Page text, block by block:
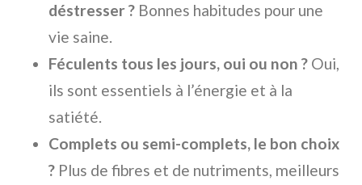
déstresser ? Bonnes habitudes pour une
vie saine.
Féculents tous les jours, oui ou non ? Oui,
ils sont essentiels à l’énergie et à la
satiété.
Complets ou semi-complets, le bon choix
? Plus de fibres et de nutriments, meilleurs